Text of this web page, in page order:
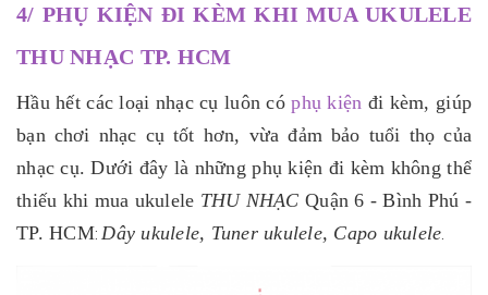
4/ PHỤ KIỆN ĐI KÈM KHI MUA UKULELE
THU NHẠC TP. HCM
Hầu hết các loại nhạc cụ luôn cóphụ kiện đi kèm, giúp
bạn chơi nhạc cụ tốt hơn, vừa đảm bảo tuổi thọ của
nhạc cụ. Dưới đây là những phụ kiện đi kèm không thể
thiếu khi mua ukulele THU NHẠC Quận 6 - Bình Phú -
TP. HCM: Dây ukulele, Tuner ukulele, Capo ukulele